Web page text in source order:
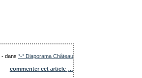
-dans *-* Diaporama Château
commenter cet article